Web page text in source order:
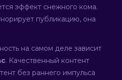
эффект снежного кома.
публикацию, она
на самом деле зависит
. Качественный контент
без раннего импульса